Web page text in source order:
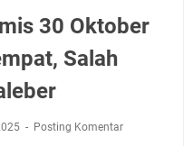
Kamu Akan Tetap Berjalan
Memiliki Sekarung Penuh Uang
itu Bukan Cuma Kewajiban, Tapi
yang Paling Menenangkan, Ini
30 Oktober
Salah
Posting Komentar